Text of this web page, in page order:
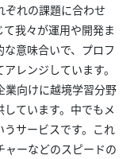
ぞれの課題に合わせ
我々が運用や開発ま
意味合いで、プロフ
レンジしています。
業向けに越境学習分野
ています。中でもメ
サービスです。これ
ャーなどのスピードの